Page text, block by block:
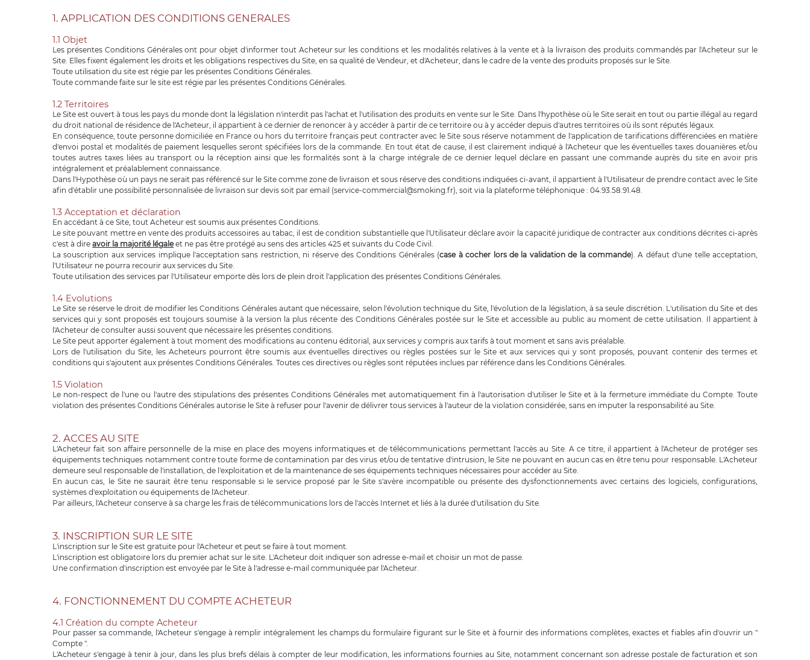
1. APPLICATION DES CONDITIONS GENERALES
1.1 Objet
Les présentes Conditions Générales ont pour objet d'informer tout Acheteur sur les conditions et les modalités relatives à la vente et à la livraison des produits commandés par l'Acheteur sur le
Site. Elles fixent également les droits et les obligations respectives du Site, en sa qualité de Vendeur, et d'Acheteur, dans le cadre de la vente des produits proposés sur le Site.
Toute utilisation du site est régie par les présentes Conditions Générales.
Toute commande faite sur le site est régie par les présentes Conditions Générales.
1.2 Territoires
Le Site est ouvert à tous les pays du monde dont la législation n'interdit pas l'achat et l'utilisation des produits en vente sur le Site. Dans l'hypothèse où le Site serait en tout ou partie illégal au regard
du droit national de résidence de l'Acheteur, il appartient à ce dernier de renoncer à y accéder à partir de ce territoire ou à y accéder depuis d'autres territoires où ils sont réputés légaux.
En conséquence, toute personne domiciliée en France ou hors du territoire français peut contracter avec le Site sous réserve notamment de l'application de tarifications différenciées en matière
d'envoi postal et modalités de paiement lesquelles seront spécifiées lors de la commande. En tout état de cause, il est clairement indiqué à l'Acheteur que les éventuelles taxes douanières et/ou
toutes autres taxes liées au transport ou la réception ainsi que les formalités sont à la charge intégrale de ce dernier lequel déclare en passant une commande auprès du site en avoir pris
intégralement et préalablement connaissance.
Dans l'Hypothèse où un pays ne serait pas référencé sur le Site comme zone de livraison et sous réserve des conditions indiquées ci-avant, il appartient à l'Utilisateur de prendre contact avec le Site
afin d'établir une possibilité personnalisée de livraison sur devis soit par email (service-commercial@smoking.fr), soit via la plateforme téléphonique : 04.93.58.91.48.
1.3 Acceptation et déclaration
En accédant à ce Site, tout Acheteur est soumis aux présentes Conditions.
Le site pouvant mettre en vente des produits accessoires au tabac, il est de condition substantielle que l'Utilisateur déclare avoir la capacité juridique de contracter aux conditions décrites ci-après
c'est à dire avoir la majorité légaleet ne pas être protégé au sens des articles 425 et suivants du Code Civil.
La souscription aux services implique l'acceptation sans restriction, ni réserve des Conditions Générales (case à cocher lors de la validation de la commande). A défaut d'une telle acceptation,
l'Utilisateur ne pourra recourir aux services du Site.
Toute utilisation des services par l'Utilisateur emporte dès lors de plein droit l'application des présentes Conditions Générales.
1.4 Evolutions
Le Site se réserve le droit de modifier les Conditions Générales autant que nécessaire, selon l'évolution technique du Site, l'évolution de la législation, à sa seule discrétion. L'utilisation du Site et des
services qui y sont proposés est toujours soumise à la version la plus récente des Conditions Générales postée sur le Site et accessible au public au moment de cette utilisation. Il appartient à
l'Acheteur de consulter aussi souvent que nécessaire les présentes conditions.
Le Site peut apporter également à tout moment des modifications au contenu éditorial, aux services y compris aux tarifs à tout moment et sans avis préalable.
Lors de l'utilisation du Site, les Acheteurs pourront être soumis aux éventuelles directives ou règles postées sur le Site et aux services qui y sont proposés, pouvant contenir des termes et
conditions qui s'ajoutent aux présentes Conditions Générales. Toutes ces directives ou règles sont réputées inclues par référence dans les Conditions Générales.
1.5 Violation
Le non-respect de l'une ou l'autre des stipulations des présentes Conditions Générales met automatiquement fin à l'autorisation d'utiliser le Site et à la fermeture immédiate du Compte. Toute
violation des présentes Conditions Générales autorise le Site à refuser pour l'avenir de délivrer tous services à l'auteur de la violation considérée, sans en imputer la responsabilité au Site.
2. ACCES AU SITE
L'Acheteur fait son affaire personnelle de la mise en place des moyens informatiques et de télécommunications permettant l'accès au Site. A ce titre, il appartient à l'Acheteur de protéger ses
équipements techniques notamment contre toute forme de contamination par des virus et/ou de tentative d'intrusion, le Site ne pouvant en aucun cas en être tenu pour responsable. L'Acheteur
demeure seul responsable de l'installation, de l'exploitation et de la maintenance de ses équipements techniques nécessaires pour accéder au Site.
En aucun cas, le Site ne saurait être tenu responsable si le service proposé par le Site s'avère incompatible ou présente des dysfonctionnements avec certains des logiciels, configurations,
systèmes d'exploitation ou équipements de l'Acheteur.
Par ailleurs, l'Acheteur conserve à sa charge les frais de télécommunications lors de l'accès Internet et liés à la durée d'utilisation du Site.
3. INSCRIPTION SUR LE SITE
L'inscription sur le Site est gratuite pour l'Acheteur et peut se faire à tout moment.
L'inscription est obligatoire lors du premier achat sur le site. L'Acheteur doit indiquer son adresse e-mail et choisir un mot de passe.
Une confirmation d'inscription est envoyée par le Site à l'adresse e-mail communiquée par l'Acheteur.
4. FONCTIONNEMENT DU COMPTE ACHETEUR
4.1 Création du compte Acheteur
Pour passer sa commande, l'Acheteur s'engage à remplir intégralement les champs du formulaire figurant sur le Site et à fournir des informations complètes, exactes et fiables afin d'ouvrir un "
Compte ".
L'Acheteur s'engage à tenir à jour, dans les plus brefs délais à compter de leur modification, les informations fournies au Site, notamment concernant son adresse postale de facturation et son